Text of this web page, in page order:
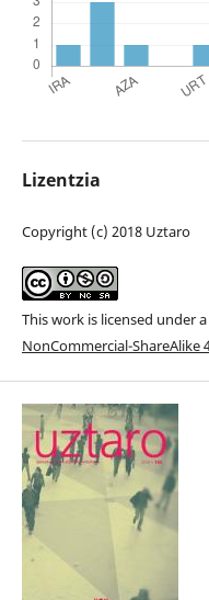
Lizentzia
Copyright (c) 2018 Uztaro
This work is licensed under a
NonCommercial-ShareAlike